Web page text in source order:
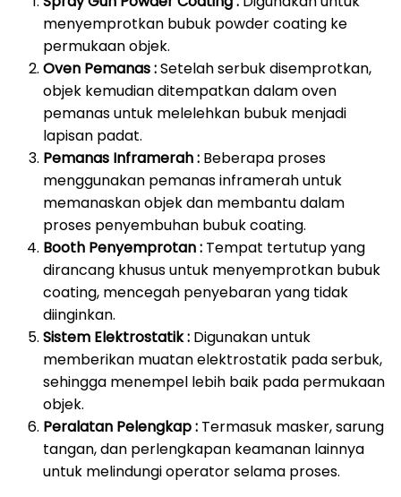
menyemprotkan bubuk powder coating ke
permukaan objek.
Oven Pemanas :Setelah serbuk disemprotkan,
objek kemudian ditempatkan dalam oven
pemanas untuk melelehkan bubuk menjadi
lapisan padat.
Pemanas Inframerah : Beberapa proses
menggunakan pemanas inframerah untuk
memanaskan objek dan membantu dalam
proses penyembuhan bubuk coating.
Booth Penyemprotan : Tempat tertutup yang
dirancang khusus untuk menyemprotkan bubuk
coating, mencegah penyebaran yang tidak
diinginkan.
Sistem Elektrostatik : Digunakan untuk
memberikan muatan elektrostatik pada serbuk,
sehingga menempel lebih baik pada permukaan
objek.
Peralatan Pelengkap : Termasuk masker, sarung
tangan, dan perlengkapan keamanan lainnya
untuk melindungi operator selama proses.